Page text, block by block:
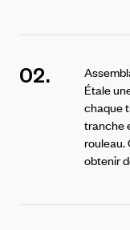
02.
Étale
chaque
tranche
rouleau.
obtenir